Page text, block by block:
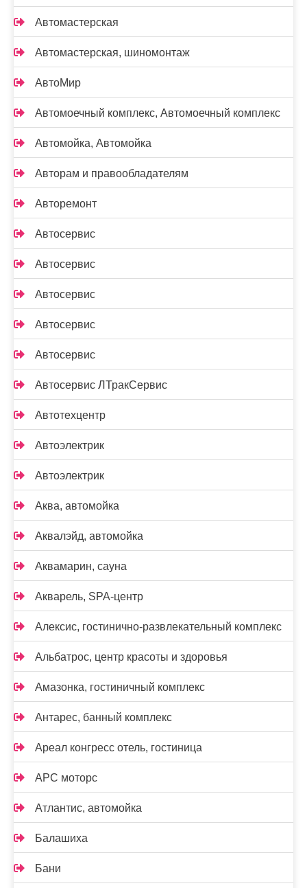
Автомастерская
Автомастерская, шиномонтаж
АвтоМир
Автомоечный комплекс, Автомоечный комплекс
Автомойка, Автомойка
Авторам и правообладателям
Авторемонт
Автосервис
Автосервис
Автосервис
Автосервис
Автосервис
Автосервис ЛТракСервис
Автотехцентр
Автоэлектрик
Автоэлектрик
Аква, автомойка
Аквалэйд, автомойка
Аквамарин, сауна
Акварель, SPA-центр
Алексис, гостинично-развлекательный комплекс
Альбатрос, центр красоты и здоровья
Амазонка, гостиничный комплекс
Антарес, банный комплекс
Ареал конгресс отель, гостиница
АРС моторс
Атлантис, автомойка
Балашиха
Бани